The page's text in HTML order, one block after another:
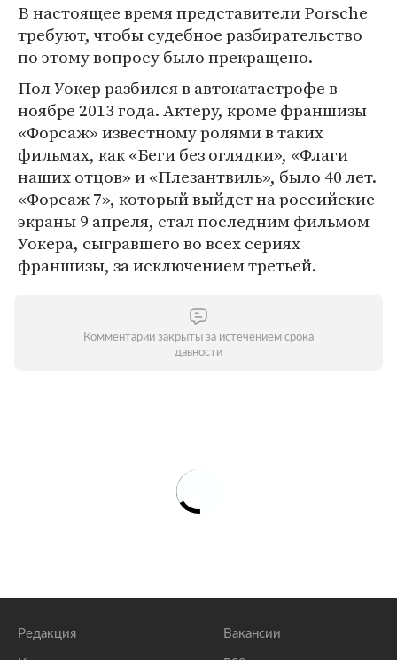
В настоящее время представители Porsche
требуют, чтобы судебное разбирательство
по этому вопросу было прекращено.
Пол Уокер разбился в автокатастрофе в
ноябре 2013 года. Актеру, кроме франшизы
«Форсаж» известному ролями в таких
фильмах, как «Беги без оглядки», «Флаги
наших отцов» и «Плезантвиль», было 40 лет.
«Форсаж 7», который выйдет на российские
экраны 9 апреля, стал последним фильмом
Уокера, сыгравшего во всех сериях
франшизы, за исключением третьей.
Комментарии закрыты за истечением срока
давности
Редакция Вакансии